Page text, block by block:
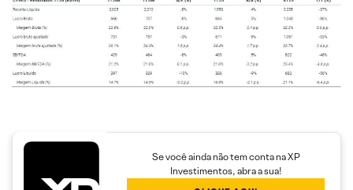
Se você ainda não tem conta na XP
Investimentos, abra a sua!